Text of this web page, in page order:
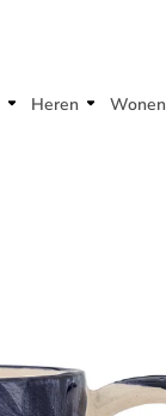
Heren Wonen